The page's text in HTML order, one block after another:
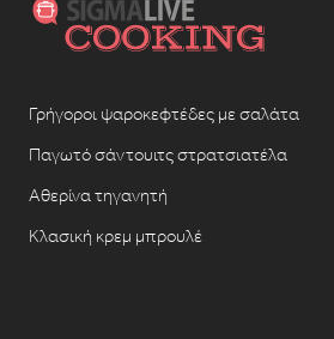
Γρήγοροι ψαροκεφτέδες με σαλάτα
Παγωτό σάντουιτς στρατσιατέλα
Αθερίνα τηγανητή
Κλασική κρεμ μπρουλέ